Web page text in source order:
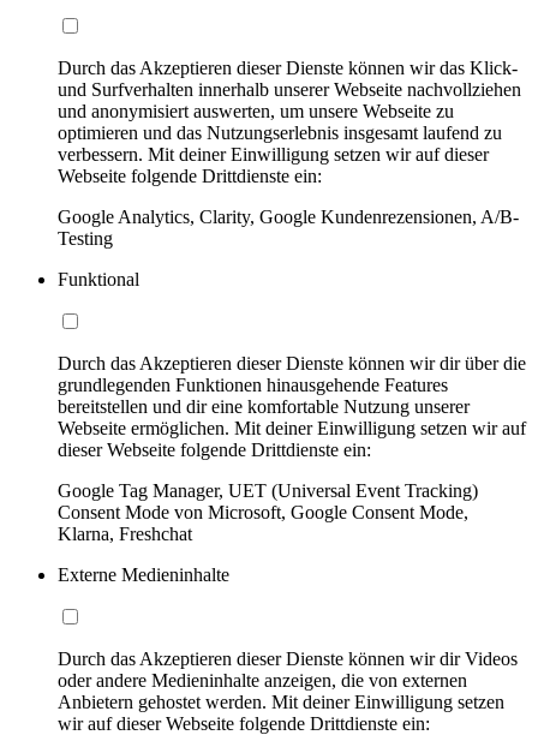
Durch das Akzeptieren dieser Dienste können wir das Klick-
und Surfverhalten innerhalb unserer Webseite nachvollziehen
und anonymisiert auswerten, um unsere Webseite zu
optimieren und das Nutzungserlebnis insgesamt laufend zu
verbessern. Mit deiner Einwilligung setzen wir auf dieser
Webseite folgende Drittdienste ein:
Google Analytics, Clarity, Google Kundenrezensionen, A/B-
Testing
Funktional
Durch das Akzeptieren dieser Dienste können wir dir über die
grundlegenden Funktionen hinausgehende Features
bereitstellen und dir eine komfortable Nutzung unserer
Webseite ermöglichen. Mit deiner Einwilligung setzen wir auf
dieser Webseite folgende Drittdienste ein:
Google Tag Manager, UET (Universal Event Tracking)
Consent Mode von Microsoft, Google Consent Mode,
Klarna, Freshchat
Externe Medieninhalte
Durch das Akzeptieren dieser Dienste können wir dir Videos
oder andere Medieninhalte anzeigen, die von externen
Anbietern gehostet werden. Mit deiner Einwilligung setzen
wir auf dieser Webseite folgende Drittdienste ein: